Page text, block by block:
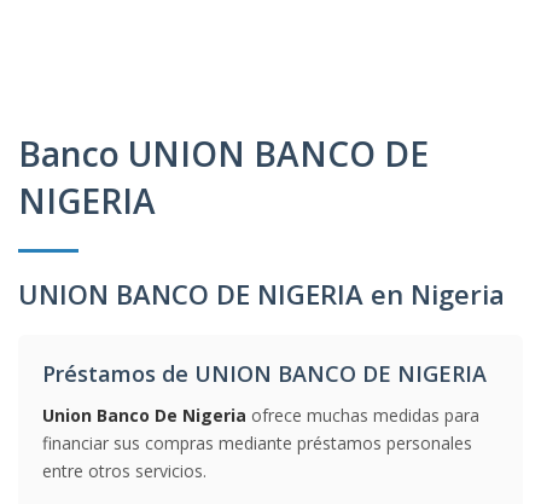
Banco UNION BANCO DE
NIGERIA
UNION BANCO DE NIGERIA en Nigeria
Préstamos de UNION BANCO DE NIGERIA
Union Banco De Nigeria ofrece muchas medidas para
financiar sus compras mediante préstamos personales
entre otros servicios.